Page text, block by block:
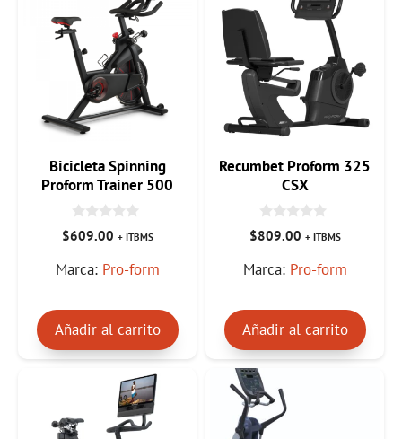
Bicicleta Spinning
Proform Trainer 500
0
d
5
$609.00 + ITBMS
Marca: Pro-form
Añadir al carrito
Recumbet Proform 325
CSX
0
d
5
$809.00 + ITBMS
Marca: Pro-form
Añadir al carrito